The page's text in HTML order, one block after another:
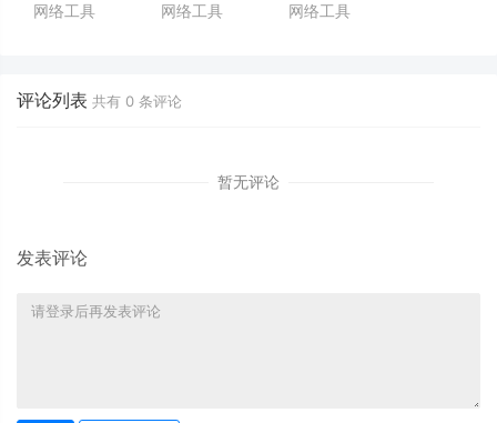
Alias 2.2.13
网络工具
4.0.3_CR2
网络工具
1.4.6
网络工具
评论列表 共有 0 条评论
暂无评论
发表评论